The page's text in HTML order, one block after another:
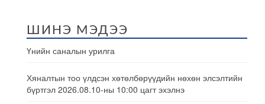
ШИНЭ МЭДЭЭ
Үнийн саналын урилга
Хяналтын тоо үлдсэн хөтөлбөрүүдийн нөхөн элсэлтийн
бүртгэл 2026.08.10-ны 10:00 цагт эхэлнэ